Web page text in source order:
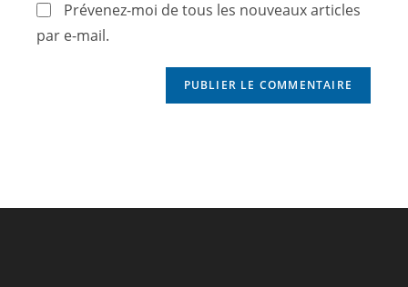
Prévenez-moi de tous les nouveaux articles
par e-mail.